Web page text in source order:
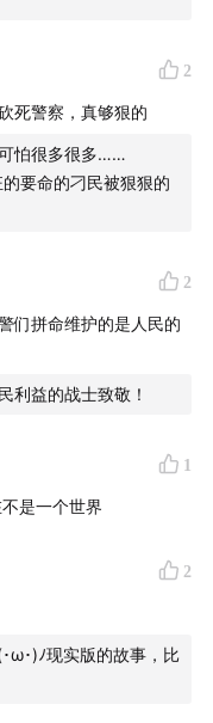
牌及来意哦~
公显灵
2
死警察，真够狠的
怕很多很多……
要命的刁民被狠狠的
2
们拼命维护的是人民的
利益的战士致敬！
1
是一个世界
2
ω･)ﾉ现实版的故事，比